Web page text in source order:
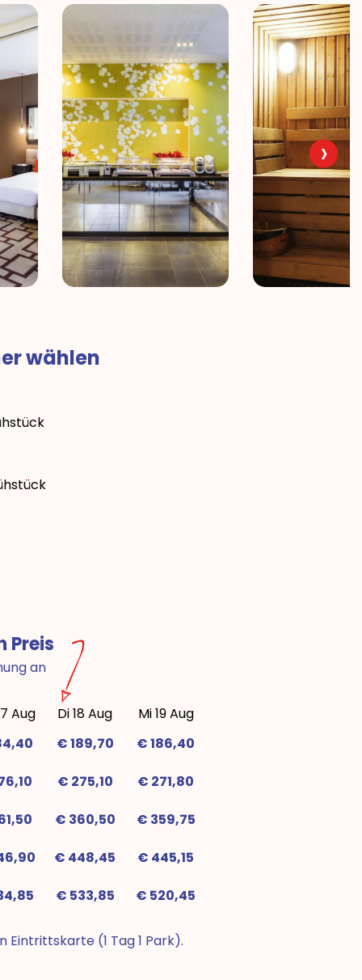
›
wählen
Preis
an
Aug Di 18 Aug
Mi 19 Aug
€ 189,70 € 186,40
€ 275,10 € 271,80
€ 360,50 € 359,75
€ 448,45 € 445,15
€ 533,85 € 520,45
Eintrittskarte (1 Tag 1 Park).